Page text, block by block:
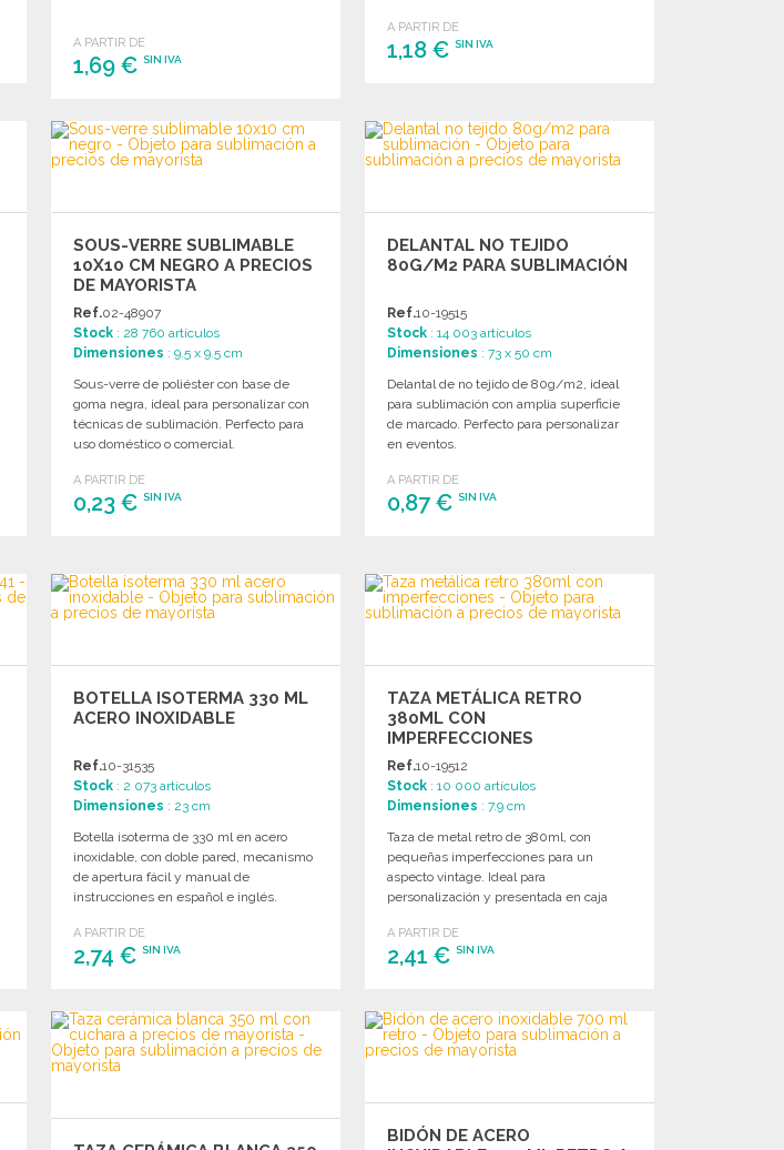
A PARTIR DE
1,69 €SIN IVA
Solicitar un presupuesto
A PARTIR DE
1,18 €SIN IVA
Solicitar un presupuesto
SOUS-VERRE SUBLIMABLE
10X10 CM NEGRO A PRECIOS
DE MAYORISTA
Ref.02-48907
Stock : 28 760 artículos
Dimensiones : 9.5 x 9.5 cm
Sous-verre de poliéster con base de
goma negra, ideal para personalizar con
técnicas de sublimación. Perfecto para
uso doméstico o comercial.
A PARTIR DE
0,23 €SIN IVA
Solicitar un presupuesto
DELANTAL NO TEJIDO
80G/M2 PARA SUBLIMACIÓN
Ref.10-19515
Stock : 14 003 artículos
Dimensiones : 73 x 50 cm
Delantal de no tejido de 80g/m2, ideal
para sublimación con amplia superficie
de marcado. Perfecto para personalizar
en eventos.
A PARTIR DE
0,87 €SIN IVA
Solicitar un presupuesto
BOTELLA ISOTERMA 330 ML
ACERO INOXIDABLE
Ref.10-31535
Stock : 2 073 artículos
Dimensiones : 23 cm
Botella isoterma de 330 ml en acero
inoxidable, con doble pared, mecanismo
de apertura fácil y manual de
instrucciones en español e inglés.
A PARTIR DE
2,74 €SIN IVA
Solicitar un presupuesto
TAZA METÁLICA RETRO
380ML CON
IMPERFECCIONES
Ref.10-19512
Stock : 10 000 artículos
Dimensiones : 7.9 cm
Taza de metal retro de 380ml, con
pequeñas imperfecciones para un
aspecto vintage. Ideal para
personalización y presentada en caja
A PARTIR DE
2,41 €SIN IVA
Solicitar un presupuesto
BIDÓN DE ACERO